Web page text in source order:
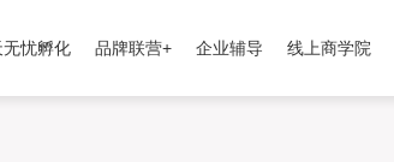
忧孵化 品牌联营+ 企业辅导 线上商学院